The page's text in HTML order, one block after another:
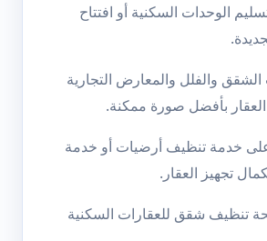
الوحدات السكنية أو افتتاح
والفلل والمعارض التجارية
العقار بأفضل صورة ممكنة.
خدمة تنظيف أرضيات أو خدمة
تجهيز العقار.
تنظيف شقق للعقارات السكنية